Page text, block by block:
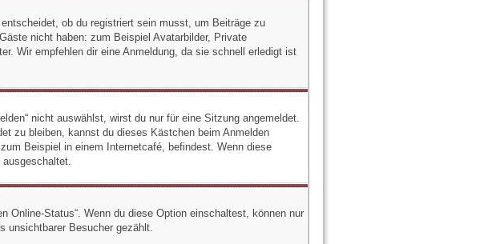
ob du registriert sein musst, um Beiträge zu
nicht haben: zum Beispiel Avatarbilder, Private
Wir empfehlen dir eine Anmeldung, da sie schnell erledigt ist
nicht auswählst, wirst du nur für eine Sitzung angemeldet.
zu bleiben, kannst du dieses Kästchen beim Anmelden
Beispiel in einem Internetcafé, befindest. Wenn diese
Online-Status“. Wenn du diese Option einschaltest, können nur
unsichtbarer Besucher gezählt.